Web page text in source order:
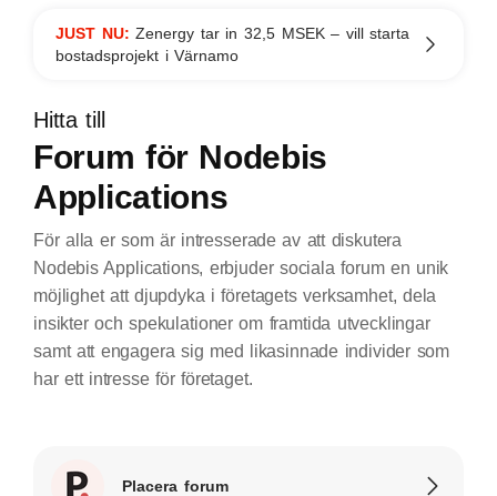
JUST NU:Zenergy tar in 32,5 MSEK – vill starta
bostadsprojekt i Värnamo
Hitta till
Forum för Nodebis
Applications
För alla er som är intresserade av att diskutera
Nodebis Applications, erbjuder sociala forum en unik
möjlighet att djupdyka i företagets verksamhet, dela
insikter och spekulationer om framtida utvecklingar
samt att engagera sig med likasinnade individer som
har ett intresse för företaget.
Placera forum